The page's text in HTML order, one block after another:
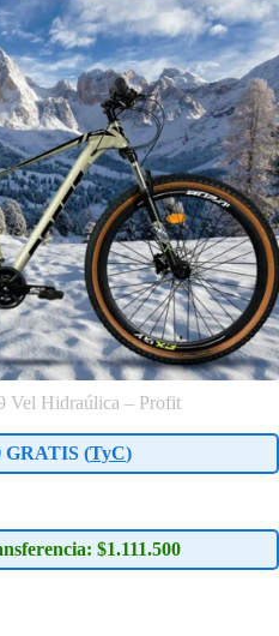
Vel Hidraúlica – Profit
(TyC)
$1.111.500